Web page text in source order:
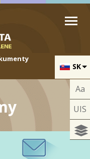
SK
Aa
UIS